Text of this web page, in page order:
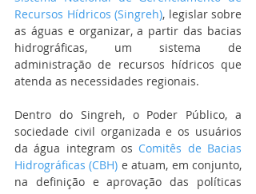
Recursos Hídricos (Singreh), legislar sobre
as águas e organizar, a partir das bacias
hidrográficas, um sistema de
administração de recursos hídricos que
atenda as necessidades regionais.
Dentro do Singreh, o Poder Público, a
sociedade civil organizada e os usuários
da água integram os Comitês de Bacias
Hidrográficas (CBH) e atuam, em conjunto,
na definição e aprovação das políticas